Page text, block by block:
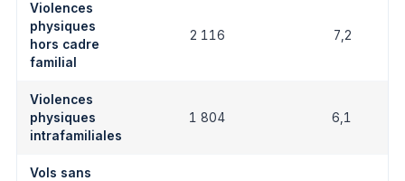
Violences
physiques
hors cadre
familial
2 116 7,2
Violences
physiques
intrafamiliales
1 804 6,1
Vols sans